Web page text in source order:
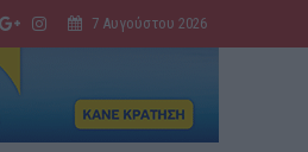
7 Αυγούστου 2026